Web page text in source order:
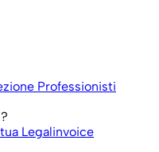
Professionisti
Legalinvoice